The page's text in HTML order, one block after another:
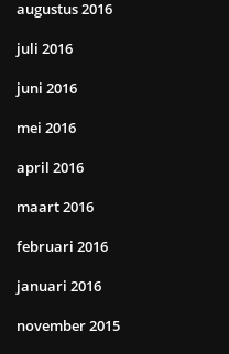
augustus 2016
juli 2016
juni 2016
mei 2016
april 2016
maart 2016
februari 2016
januari 2016
november 2015